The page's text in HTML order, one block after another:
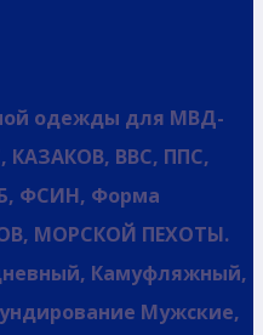
одежды для МВД-
ВВС, ППС,
ФСИН, Форма
МОРСКОЙ ПЕХОТЫ.
Камуфляжный,
Мужские,